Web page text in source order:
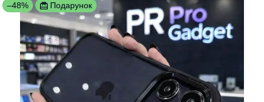
–48% Подарунок